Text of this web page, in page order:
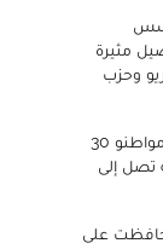
مثيرة
وحزب
تأشيرة الدخول للولايات المتحدة: مواطنو 30
تصل إلى
على